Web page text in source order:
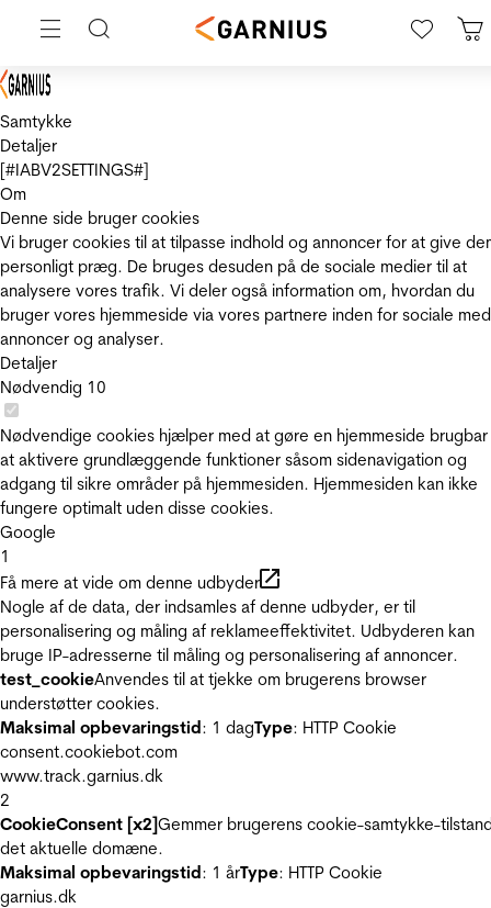
Samtykke
Detaljer
[#IABV2SETTINGS#]
Om
Denne side bruger cookies
Vi bruger cookies til at tilpasse indhold og annoncer for at give
personligt præg. De bruges desuden på de sociale medier til at
analysere vores trafik. Vi deler også information om, hvordan du
bruger vores hjemmeside via vores partnere inden for sociale
annoncer og analyser.
Detaljer
Nødvendig 10
Nødvendige cookies hjælper med at gøre en hjemmeside
at aktivere grundlæggende funktioner såsom sidenavigation og
adgang til sikre områder på hjemmesiden. Hjemmesiden kan ikke
fungere optimalt uden disse cookies.
Google
1
Få mere at vide om denne udbyder
Nogle af de data, der indsamles af denne udbyder, er til
personalisering og måling af reklameeffektivitet. Udbyderen kan
bruge IP-adresserne til måling og personalisering af annoncer.
test_cookieAnvendes til at tjekke om brugerens browser
understøtter cookies.
Maksimal opbevaringstid: 1 dagType: HTTP Cookie
consent.cookiebot.com
www.track.garnius.dk
2
CookieConsent [x2]Gemmer brugerens cookie-samtykke-
det aktuelle domæne.
Maksimal opbevaringstid: 1 årType: HTTP Cookie
garnius.dk